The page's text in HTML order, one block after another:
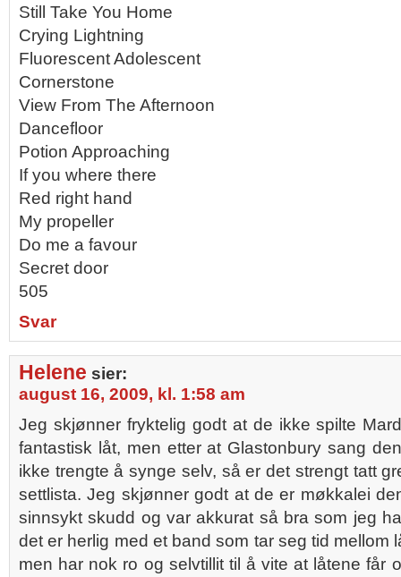
Still Take You Home
Crying Lightning
Fluorescent Adolescent
Cornerstone
View From The Afternoon
Dancefloor
Potion Approaching
If you where there
Red right hand
My propeller
Do me a favour
Secret door
505
Svar
Helene sier:
august 16, 2009, kl. 1:58 am
Jeg skjønner fryktelig godt at de ikke spilte
fantastisk låt, men etter at Glastonbury sang
ikke trengte å synge selv, så er det strengt tatt
settlista. Jeg skjønner godt at de er møkkalei
sinnsykt skudd og var akkurat så bra som jeg
det er herlig med et band som tar seg tid mellom
men har nok ro og selvtillit til å vite at låtene får